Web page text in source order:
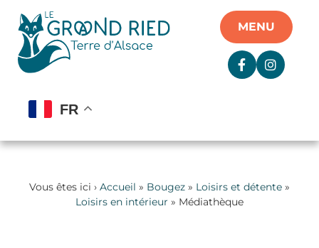
MENU
FR
Vous êtes ici › Accueil » Bougez » Loisirs et détente »
Loisirs en intérieur » Médiathèque
Panneau de gestion des cookies